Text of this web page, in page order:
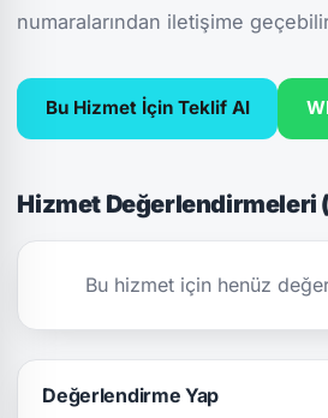
numaralarından iletişime
Bu Hizmet İçin Teklif Al
Hizmet Değerlendirmeleri
Bu hizmet için henüz
Değerlendirme Yap